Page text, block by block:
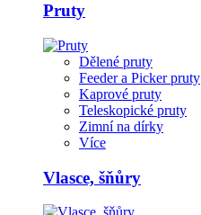
Pruty
Dělené pruty
Feeder a Picker pruty
Kaprové pruty
Teleskopické pruty
Zimní na dírky
Více
Vlasce, šňůry